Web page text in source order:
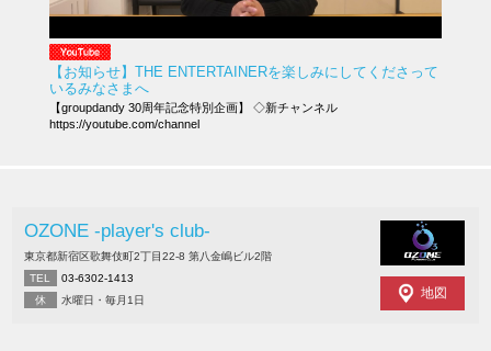
【お知らせ】THE ENTERTAINERを楽しみにしてくださって
いるみなさまへ
【groupdandy 30周年記念特別企画】 ◇新チャンネル
https://youtube.com/channel
OZONE -player's club-
東京都新宿区歌舞伎町2丁目22-8 第八金嶋ビル2階
TEL
03-6302-1413
休
水曜日・毎月1日 地図